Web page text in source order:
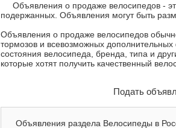
Объявления о продаже велосипедов -
подержанных. Объявления могут быть
Объявления о продаже велосипедов
тормозов и всевозможных
состояния велосипеда, бренда, типа и
которые хотят получить качественный
Подать
Объявления раздела Велосипеды в